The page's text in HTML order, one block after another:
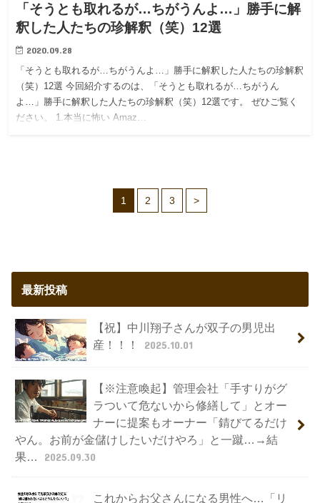
「そうとも取れるが…ちがうんよ…」勝手に解
釈した人たちの珍解釈（笑）12選
2020.09.28
「そうとも取れるが…ちがうんよ…」勝手に解釈した人たちの珍解釈
（笑）12選 今回紹介するのは、「そうとも取れるが…ちがうん
よ…」勝手に解釈した人たちの珍解釈（笑）12選です。 ぜひご覧く
ださい。 1.本当に怖い Amaz…
1 2 3 >
最新投稿
【祝】中川翔子さんが双子の男児出
産！！！
2025.10.01
【※注意喚起】管理会社「手すりがグ
ラついて危ないから修繕して」とオー
ナーに提案もオーナー「錆びてるだけ
やん。お前が金儲けしたいだけやろ」と一蹴…→結
果…
2025.09.30
これからお父さんになる男性へ…「リ